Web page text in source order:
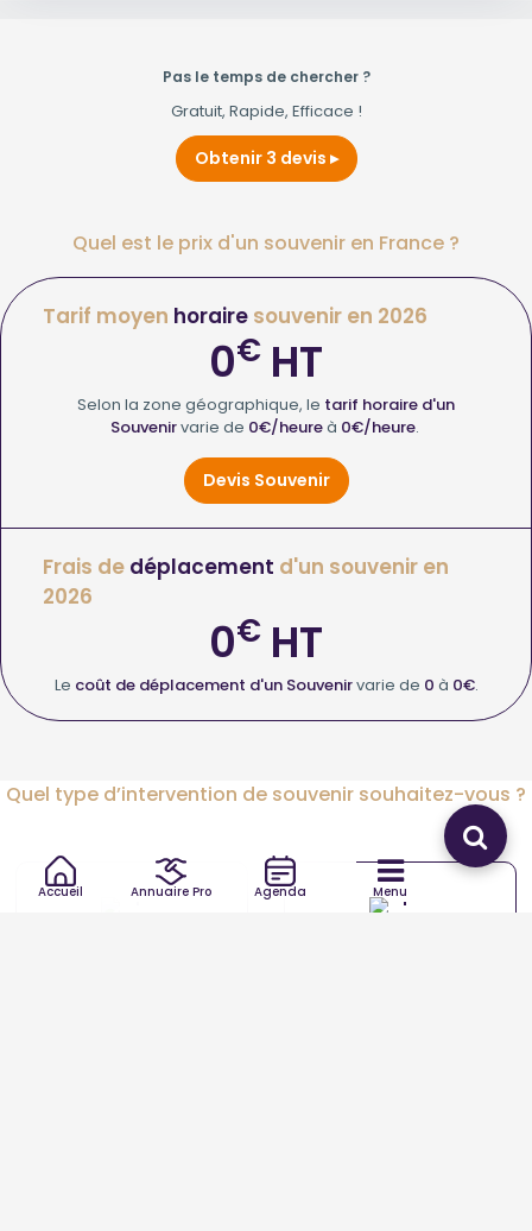
Accueil Annuaire Pro Agenda Menu
Pas le temps de chercher ?
Gratuit, Rapide, Efficace !
Obtenir 3 devis
Quel est le prix d'un souvenir en France ?
Tarif moyen horaire souvenir en 2026
0€ HT
Selon la zone géographique, le tarif horaire d'un
Souvenirvarie de 0€/heureà 0€/heure.
Devis Souvenir
Frais de déplacement d'un souvenir en
2026
0€ HT
Le coût de déplacement d'un Souvenirvarie de 0 à 0€.
Quel type d’intervention de souvenir souhaitez-vous ?